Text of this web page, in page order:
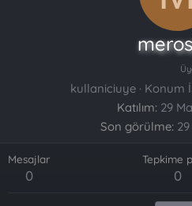
kullaniciuye · Konum
Katılım 29
Son görülme
Mesajlar
0
Tepkime
0